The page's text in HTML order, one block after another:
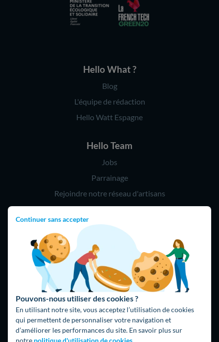
Continuer sans accepter
Pouvons-nous utiliser des cookies ?
En utilisant notre site, vous acceptez l’utilisation de cookies
qui permettent de personnaliser votre navigation et
d’améliorer les performances du site. En savoir plus sur
notre politique d'utilisation de cookies.
Hello What ?
Blog
L'équipe de rédaction
Hello Watt Espagne
Hello Team
Jobs
Parrainage
Rejoindre notre réseau d'artisans
09 75 18 60 60
(8h-21h)
75018 Paris
Fait avec ⚡ par Hello Watt